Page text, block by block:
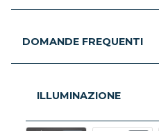
DOMANDE FREQUENTI
ILLUMINAZIONE